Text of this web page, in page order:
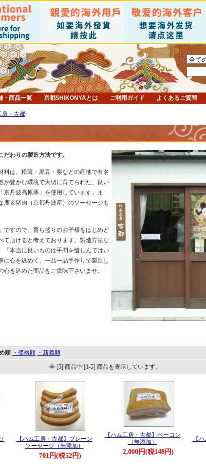
・商品一覧 京都SHIKONYAとは ご利用ガイド よくあるご質問
房・古都
わりの製造方法です。
料は、松茸・黒豆・栗などの産地で有名
が豊かな環境で大切に育てられた、良い
京丹波高原豚」を使用しています。ま
鹿＆猪肉（京都丹波産）のソーセージも
ですので、育ち盛りのお子様をはじめど
て頂けると考えております。製造方法な
「本当に良いものは手間を惜しんではい
に心を込めて、一品一品手作りで製造し
を込めた商品をご賞味下さいませ。
順 ・価格順 ・新着順
全 [5] 商品中 [1-5] 商品を表示しています。
【ハム工房・古都】プレーン
ソーセージ（無添加）
701円(税52円)
【ハム工房・古都】ベーコン
（無添加）
2,000円(税148円)
【